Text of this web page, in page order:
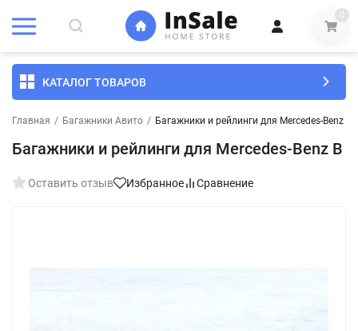
0
КАТАЛОГ ТОВАРОВ
Главная / Багажники Авито / Багажники и рейлинги для Mercedes-Benz B
Багажники и рейлинги для Mercedes-Benz B
Оставить отзыв Избранное Сравнение